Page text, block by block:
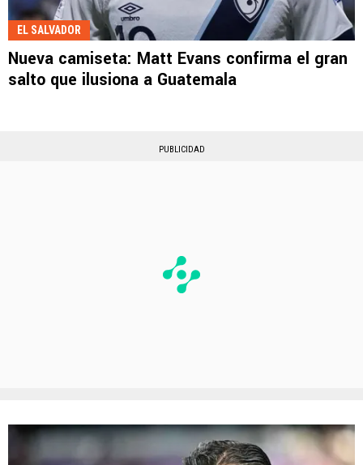
EL SALVADOR
Nueva camiseta: Matt Evans confirma el gran
salto que ilusiona a Guatemala
PUBLICIDAD